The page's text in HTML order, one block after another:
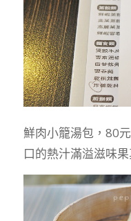
鮮肉小籠湯包，80
口的熱汁滿溢滋味果